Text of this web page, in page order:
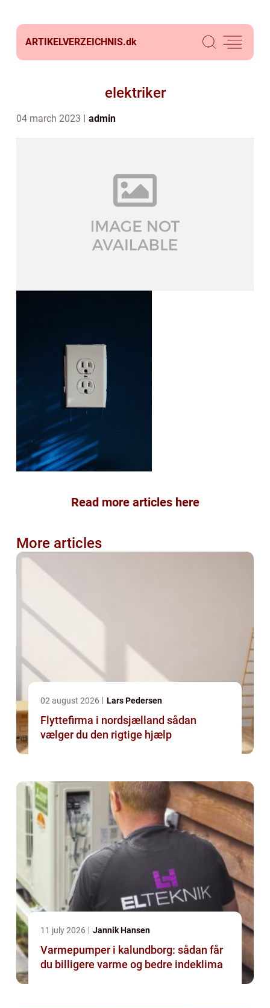
ARTIKELVERZEICHNIS.dk
elektriker
04 march 2023 admin
Read more articles here
More articles
02 august 2026 Lars Pedersen
Flyttefirma i nordsjælland sådan
vælger du den rigtige hjælp
11 july 2026 Jannik Hansen
Varmepumper i kalundborg: sådan får
du billigere varme og bedre indeklima